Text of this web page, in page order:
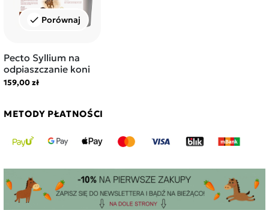
check Porównaj
Pecto Syllium na
odpiaszczanie koni
159,00 zł
METODY PŁATNOŚCI